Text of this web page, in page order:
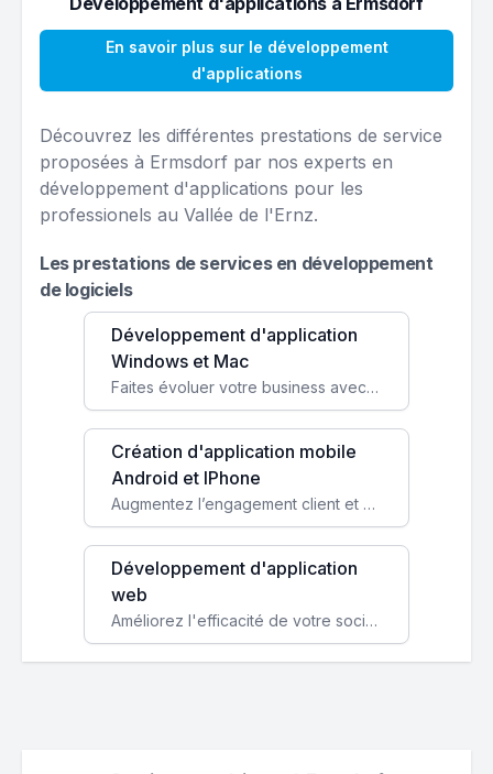
En savoir plus sur le développement
d'applications
Découvrez les différentes prestations de service
proposées à Ermsdorf par nos experts en
développement d'applications pour les
professionels au Vallée de l'Ernz.
Les prestations de services en développement
de logiciels
Développement d'application
Windows et Mac
Faites évoluer votre business avec des solutions logicielles personnalisées, parfaitement adaptées à vos besoins spécifiques.
Création d'application mobile
Android et IPhone
Augmentez l’engagement client et simplifiez vos processus avec une application mobile sur mesure, disponible sur iOS et Android.
Développement d'application
web
Améliorez l'efficacité de votre société avec une application web personnalisée accessible partout et tout le temps.